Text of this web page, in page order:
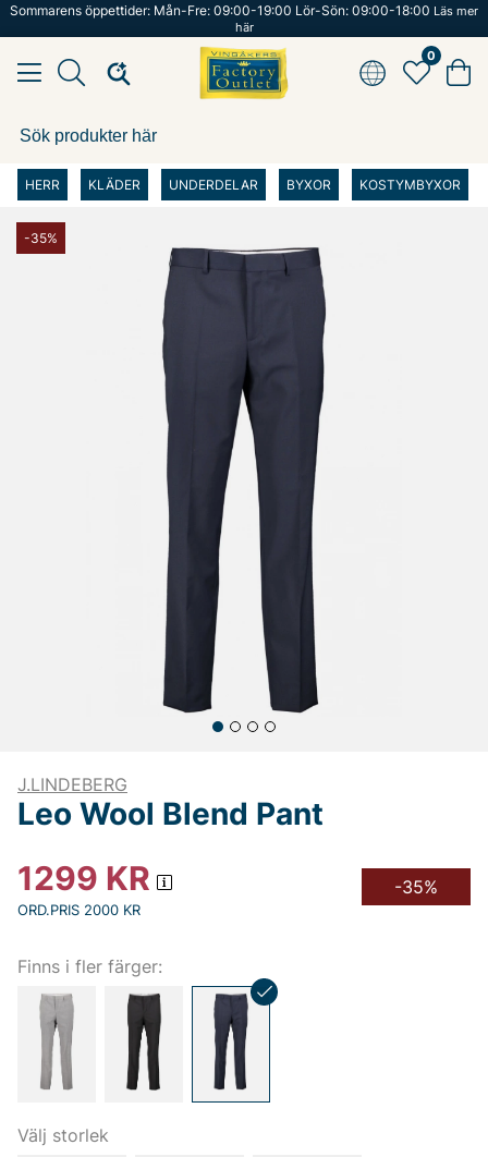
Sommarens öppettider: Mån-Fre: 09:00-19:00 Lör-Sön: 09:00-18:00 Läs mer
här
0
HERR KLÄDER UNDERDELAR BYXOR KOSTYMBYXOR
-35%
J.LINDEBERG
Leo Wool Blend Pant
1299 KR
ORD.PRIS 2000 KR
-35%
Finns i fler färger:
Välj storlek